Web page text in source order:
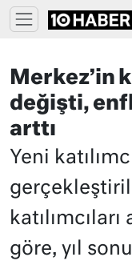
Merkez’in
değişti,
arttı
Yeni
göre, yıl